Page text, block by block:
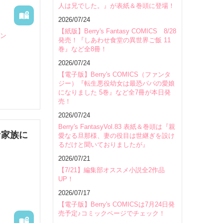
族に
人は兄でした。』が表紙＆巻頭に登場！
2026/07/24
【紙版】Berry's Fantasy COMICS 8/28
発売！『しあわせ食堂の異世界ご飯 11
巻』など全8冊！
2026/07/24
【電子版】Berry's COMICS（ファンタ
ジー）『転生悪役幼女は最恐パパの愛娘
になりました 5巻』など全7冊が本日発
売！
2026/07/24
Berry's FantasyVol.83 表紙＆巻頭は『親
愛なる旦那様、妻の役目は世継ぎを設け
るだけと聞いておりましたが』
2026/07/21
【7/21】編集部オススメ小説全2作品
UP！
2026/07/17
【電子版】Berry's COMICSは7月24日発
売予定♪コミックページでチェック！